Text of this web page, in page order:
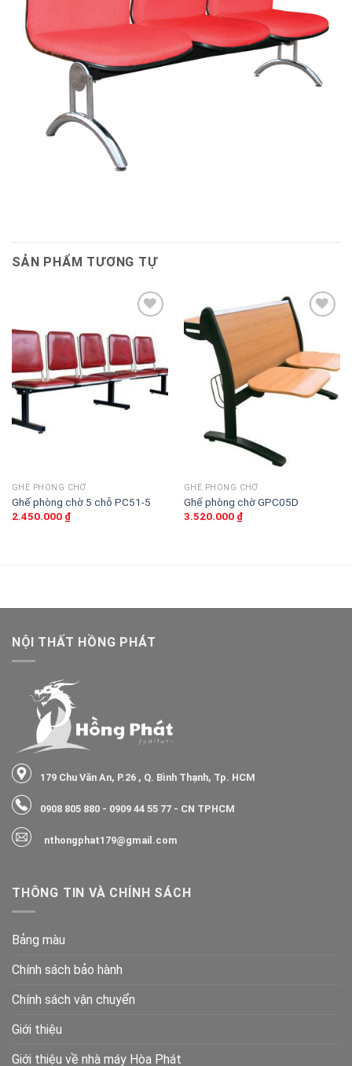
SẢN PHẨM TƯƠNG TỰ
Thêm
sản
phẩm
yêu
thích
GHẾ PHÒNG CHỜ
Ghế phòng chờ 5 chỗ PC51-5
2.450.000 ₫
Thêm
phẩm
yêu
thích
GHẾ PHÒNG CHỜ
Ghế phòng chờ GPC05D
3.520.000 ₫
NỘI THẤT HỒNG PHÁT
179 Chu Văn An, P.26 , Q. Bình Thạnh, Tp. HCM
0908 805 880 - 0909 44 55 77 - CN TPHCM
nthongphat179@gmail.com
THÔNG TIN VÀ CHÍNH SÁCH
Bảng màu
Chính sách bảo hành
Chính sách vận chuyển
Giới thiệu
Giới thiệu về nhà máy Hòa Phát